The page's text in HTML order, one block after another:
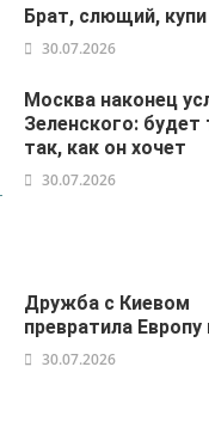
Брат, слющий,
30.07.2026
Москва наконец
Зеленского: будет
так, как он хочет
30.07.2026
Дружба с Киевом
превратила Европу
30.07.2026